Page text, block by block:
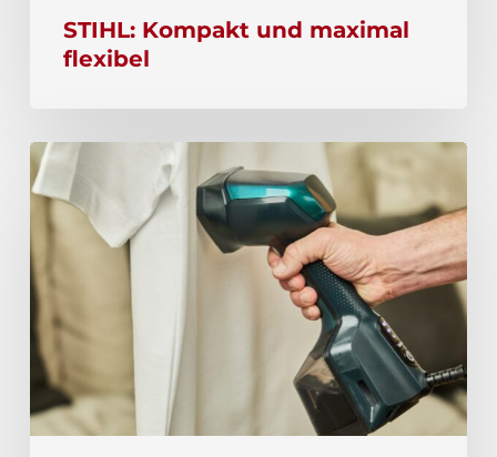
STIHL: Kompakt und maximal
flexibel